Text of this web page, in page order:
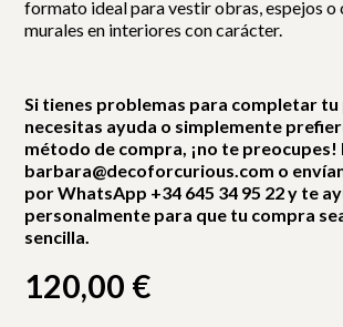
formato ideal para vestir obras, espejos o
murales en interiores con carácter.
Si tienes problemas para completar tu
necesitas ayuda o simplemente
método de compra, ¡no te preocupes!
barbara@decoforcurious.com o
por WhatsApp +34 645 34 95 22 y te
personalmente para que tu compra
sencilla.
120,00 €